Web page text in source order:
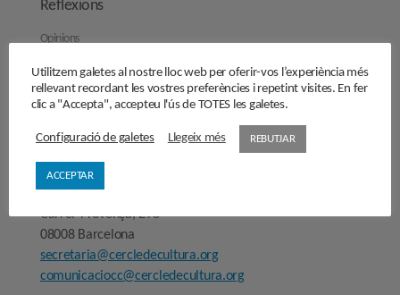
Reflexions
Opinions
Entrevistes
Fes-te’n soci/sòcia
Sala de premsa
Carrer Provença, 298
08008 Barcelona
secretaria@cercledecultura.org
comunicaciocc@cercledecultura.org
Utilitzem galetes al nostre lloc web per oferir-vos l’experiència més
rellevant recordant les vostres preferències i repetint visites. En fer
clic a "Accepta", accepteu l'ús de TOTES les galetes.
Configuració de galetes Llegeix més REBUTJAR
ACCEPTAR